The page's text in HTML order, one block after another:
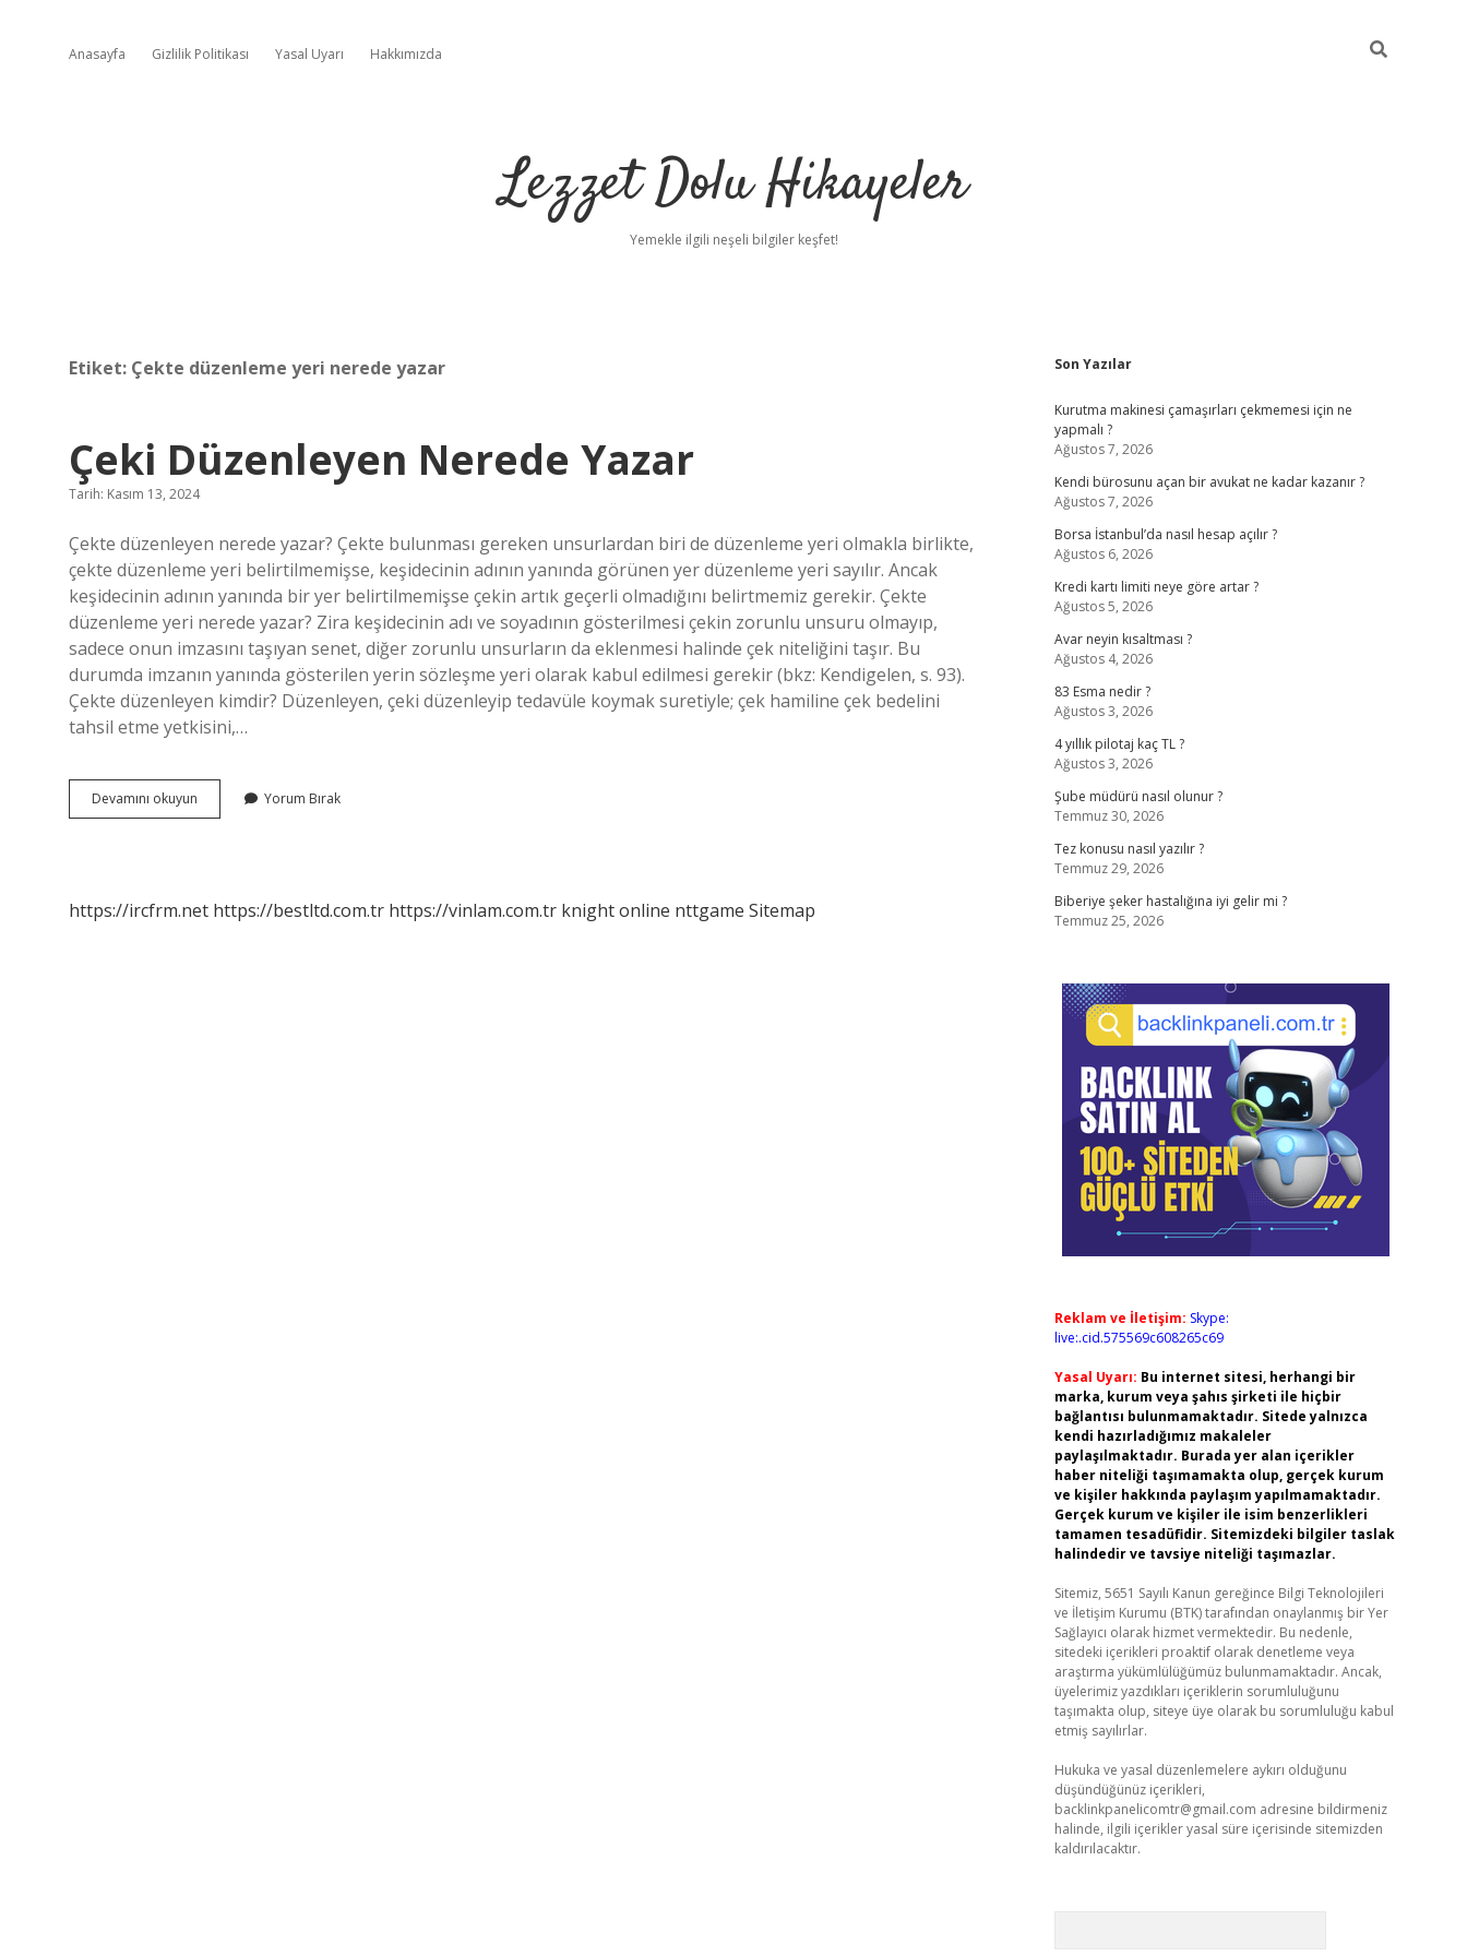
Anasayfa Gizlilik Politikası Yasal Uyarı Hakkımızda
Lezzet Dolu Hikayeler
Yemekle ilgili neşeli bilgiler keşfet!
Etiket: Çekte düzenleme yeri nerede yazar
Çeki Düzenleyen Nerede Yazar
Tarih: Kasım 13, 2024
Çekte düzenleyen nerede yazar? Çekte bulunması gereken unsurlardan biri de düzenleme yeri olmakla birlikte,
çekte düzenleme yeri belirtilmemişse, keşidecinin adının yanında görünen yer düzenleme yeri sayılır. Ancak
keşidecinin adının yanında bir yer belirtilmemişse çekin artık geçerli olmadığını belirtmemiz gerekir. Çekte
düzenleme yeri nerede yazar? Zira keşidecinin adı ve soyadının gösterilmesi çekin zorunlu unsuru olmayıp,
sadece onun imzasını taşıyan senet, diğer zorunlu unsurların da eklenmesi halinde çek niteliğini taşır. Bu
durumda imzanın yanında gösterilen yerin sözleşme yeri olarak kabul edilmesi gerekir (bkz: Kendigelen, s. 93).
Çekte düzenleyen kimdir? Düzenleyen, çeki düzenleyip tedavüle koymak suretiyle; çek hamiline çek bedelini
tahsil etme yetkisini,…
Devamını okuyun
Düzenleyen
Yorum Bırak
https://ircfrm.net https://bestltd.com.tr https://vinlam.com.tr knight online nttgame Sitemap
Sidebar
Son Yazılar
Kurutma makinesi çamaşırları çekmemesi için ne
yapmalı ?
Ağustos 7, 2026
Kendi bürosunu açan bir avukat ne kadar kazanır ?
Ağustos 7, 2026
Borsa İstanbul’da nasıl hesap açılır ?
Ağustos 6, 2026
Kredi kartı limiti neye göre artar ?
Ağustos 5, 2026
Avar neyin kısaltması ?
Ağustos 4, 2026
83 Esma nedir ?
Ağustos 3, 2026
4 yıllık pilotaj kaç TL ?
Ağustos 3, 2026
Şube müdürü nasıl olunur ?
Temmuz 30, 2026
Tez konusu nasıl yazılır ?
Temmuz 29, 2026
Biberiye şeker hastalığına iyi gelir mi ?
Temmuz 25, 2026
Reklam ve İletişim: Skype:
live:.cid.575569c608265c69
Yasal Uyarı: Bu internet sitesi, herhangi bir
marka, kurum veya şahıs şirketi ile hiçbir
bağlantısı bulunmamaktadır. Sitede yalnızca
kendi hazırladığımız makaleler
paylaşılmaktadır. Burada yer alan içerikler
haber niteliği taşımamakta olup, gerçek kurum
ve kişiler hakkında paylaşım yapılmamaktadır.
Gerçek kurum ve kişiler ile isim benzerlikleri
tamamen tesadüfidir. Sitemizdeki bilgiler taslak
halindedir ve tavsiye niteliği taşımazlar.
Sitemiz, 5651 Sayılı Kanun gereğince Bilgi Teknolojileri
ve İletişim Kurumu (BTK) tarafından onaylanmış bir Yer
Sağlayıcı olarak hizmet vermektedir. Bu nedenle,
sitedeki içerikleri proaktif olarak denetleme veya
araştırma yükümlülüğümüz bulunmamaktadır. Ancak,
üyelerimiz yazdıkları içeriklerin sorumluluğunu
taşımakta olup, siteye üye olarak bu sorumluluğu kabul
etmiş sayılırlar.
Hukuka ve yasal düzenlemelere aykırı olduğunu
düşündüğünüz içerikleri,
backlinkpanelicomtr@gmail.com adresine bildirmeniz
halinde, ilgili içerikler yasal süre içerisinde sitemizden
kaldırılacaktır.